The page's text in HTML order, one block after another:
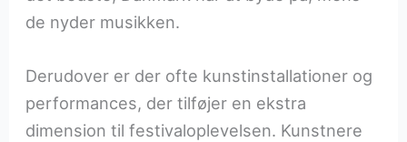
de nyder musikken.
Derudover er der ofte kunstinstallationer og
performances, der tilføjer en ekstra
dimension til festivaloplevelsen. Kunstnere